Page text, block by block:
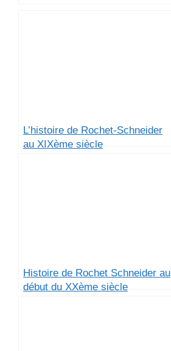
L’histoire de Rochet-Schneider
au XIXème siècle
Histoire de Rochet Schneider au
début du XXème siècle